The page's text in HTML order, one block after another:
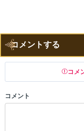
コメントする
コメ
以下の書き込みを禁止と
コメント